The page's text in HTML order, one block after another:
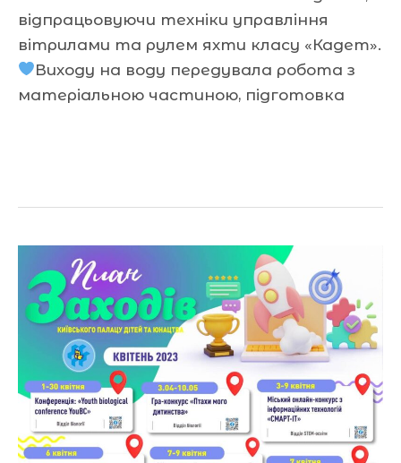
відпрацьовуючи техніки управління
вітрилами та рулем яхти класу «Кадет».
Виходу на воду передувала робота з
матеріальною частиною, підготовка
заходів
на
квітень